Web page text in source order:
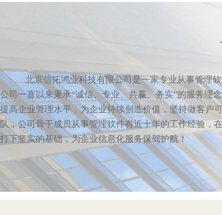
北京信拓鸿业科技有限公司是一家专业从事管理
公司一直以来秉承“诚信、专业、共赢、务实”的服务理
提高企业管理水平，为企业持续创造价值，坚持做客
队，公司骨干成员从事管理软件有近十年的工作经验，
打下坚实的基础，为企业信息化服务保驾护航！